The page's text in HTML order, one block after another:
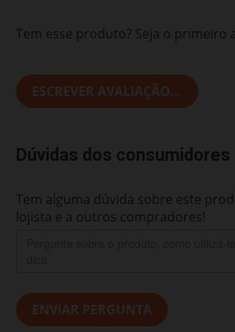
Tem esse produto? Seja o primeiro
ESCREVER AVALIAÇÃO...
Dúvidas dos consumidores
Tem alguma dúvida sobre este
lojista e a outros compradores!
ENVIAR PERGUNTA